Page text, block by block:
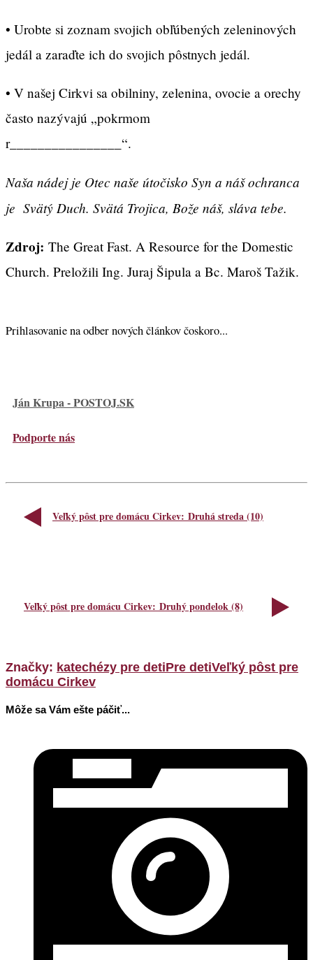
• Urobte si zoznam svojich obľúbených zeleninových
jedál a zaraďte ich do svojich pôstnych jedál.
• V našej Cirkvi sa obilniny, zelenina, ovocie a orechy
často nazývajú „pokrmom
r________________“.
Naša nádej je Otec naše útočisko Syn a náš ochranca
je Svätý Duch. Svätá Trojica, Bože náš, sláva tebe.
Zdroj: The Great Fast. A Resource for the Domestic
Church. Preložili Ing. Juraj Šipula a Bc. Maroš Tažik.
Prihlasovanie na odber nových článkov čoskoro...
Ján Krupa - POSTOJ.SK
Podporte nás
Veľký pôst pre domácu Cirkev: Druhá streda (10)
Veľký pôst pre domácu Cirkev: Druhý pondelok (8)
Značky: katechézy pre detiPre detiVeľký pôst pre
domácu Cirkev
Môže sa Vám ešte páčiť...